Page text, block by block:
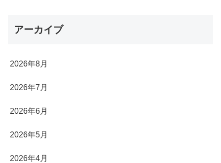
アーカイブ
2026年8月
2026年7月
2026年6月
2026年5月
2026年4月